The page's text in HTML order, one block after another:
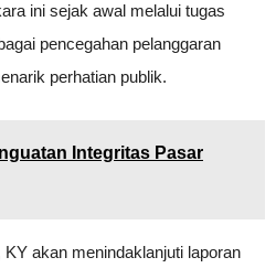
ini sejak awal melalui tugas
pencegahan pelanggaran
perhatian publik.
Integritas Pasar
akan menindaklanjuti laporan